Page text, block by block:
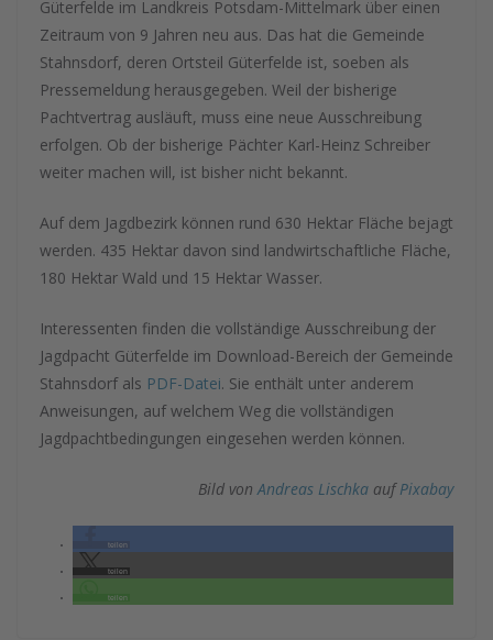
Güterfelde im Landkreis Potsdam-Mittelmark über einen
Zeitraum von 9 Jahren neu aus. Das hat die Gemeinde
Stahnsdorf, deren Ortsteil Güterfelde ist, soeben als
Pressemeldung herausgegeben. Weil der bisherige
Pachtvertrag ausläuft, muss eine neue Ausschreibung
erfolgen. Ob der bisherige Pächter Karl-Heinz Schreiber
weiter machen will, ist bisher nicht bekannt.
Auf dem Jagdbezirk können rund 630 Hektar Fläche bejagt
werden. 435 Hektar davon sind landwirtschaftliche Fläche,
180 Hektar Wald und 15 Hektar Wasser.
Interessenten finden die vollständige Ausschreibung der
Jagdpacht Güterfelde im Download-Bereich der Gemeinde
Stahnsdorf als PDF-Datei. Sie enthält unter anderem
Anweisungen, auf welchem Weg die vollständigen
Jagdpachtbedingungen eingesehen werden können.
Bild vonAndreas Lischka aufPixabay
teilen
teilen
teilen